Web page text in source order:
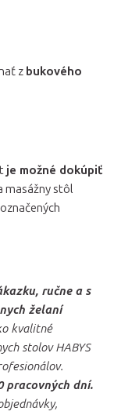
z bukového
je možné dokúpiť
masážny stôl
ručne a s
želaní
kvalitné
stolov HABYS
pracovných dní.